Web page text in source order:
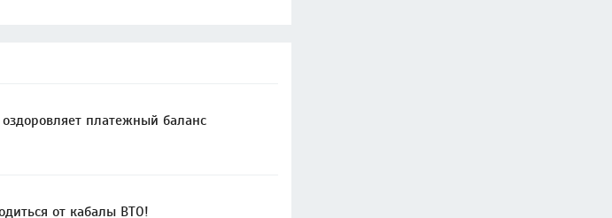
платежный баланс
от кабалы ВТО!